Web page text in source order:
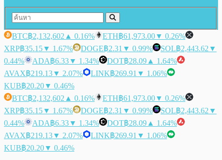
BTC฿2,132,602 ▲ 0.16% ETH฿61,973.00▼ 0.26%
XRP฿35.15▼ 1.67% DOGE฿2.31 ▼ 0.99% SOL฿2,443.62 ▼
0.44%
ADA฿6.33▼ 1.34% DOT฿28.09 ▲ 1.64%
AVAX฿219.13▼ 2.07% LINK฿269.91 ▼ 1.06%
KUB฿20.20▼ 0.46%
BTC฿2,132,602 ▲ 0.16% ETH฿61,973.00▼ 0.26%
XRP฿35.15▼ 1.67% DOGE฿2.31 ▼ 0.99% SOL฿2,443.62 ▼
0.44%
ADA฿6.33▼ 1.34% DOT฿28.09 ▲ 1.64%
AVAX฿219.13▼ 2.07% LINK฿269.91 ▼ 1.06%
KUB฿20.20▼ 0.46%